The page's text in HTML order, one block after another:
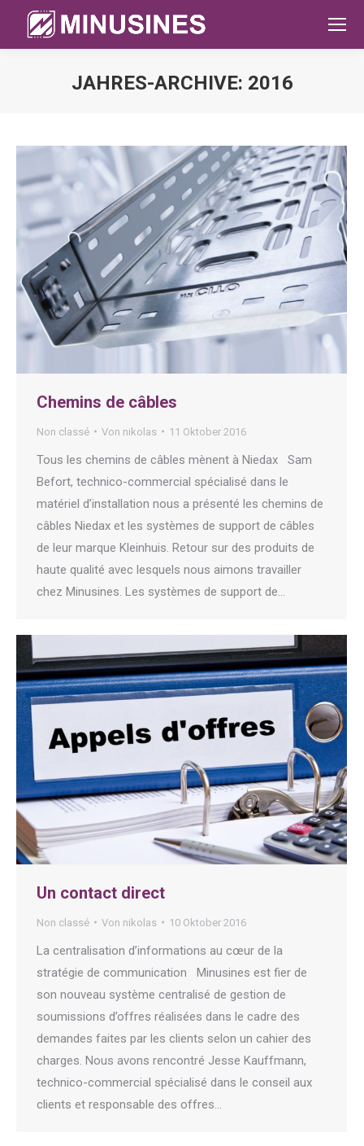
JAHRES-ARCHIVE: 2016
Chemins de câbles
Non classé Von nikolas 11 Oktober 2016
Tous les chemins de câbles mènent à Niedax Sam
Befort, technico-commercial spécialisé dans le
matériel d’installation nous a présenté les chemins de
câbles Niedax et les systèmes de support de câbles
de leur marque Kleinhuis. Retour sur des produits de
haute qualité avec lesquels nous aimons travailler
chez Minusines. Les systèmes de support de…
Un contact direct
Non classé Von nikolas 10 Oktober 2016
La centralisation d’informations au cœur de la
stratégie de communication Minusines est fier de
son nouveau système centralisé de gestion de
soumissions d’offres réalisées dans le cadre des
demandes faites par les clients selon un cahier des
charges. Nous avons rencontré Jesse Kauffmann,
technico-commercial spécialisé dans le conseil aux
clients et responsable des offres…